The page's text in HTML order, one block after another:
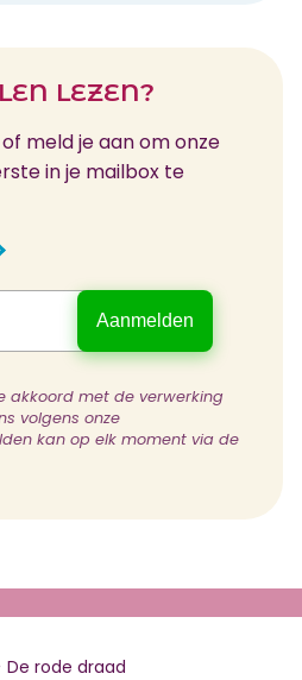
LEZEN?
meld je aan om onze
in je mailbox te
akkoord met de verwerking
volgens onze
kan op elk moment via de
De rode draad